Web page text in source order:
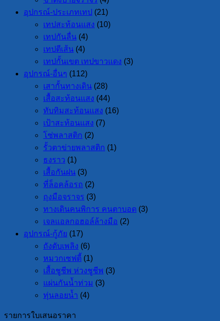
อุปกรณ์-ประเภทเทป
(21)
เทปสะท้อนแสง (10)
เทปกันลื่น (4)
เทปตีเส้น (4)
เทปกั้นเขต เทปขาวแดง (3)
อุปกรณ์-อื่นๆ (112)
เสากั้นทางเดิน (28)
เสื้อสะท้อนแสง (44)
ทับทิมสะท้อนแสง (16)
เป้าสะท้อนแสง (7)
โซ่พลาสติก (2)
รั้วตาข่ายพลาสติก (1)
ธงราว (1)
เสื้อกันฝน (3)
ที่ล็อคล้อรถ (2)
ถุงมือจราจร (3)
ทางเดินคนพิการ คนตาบอด (3)
เจลแอลกอฮอล์ล้างมือ (2)
อุปกรณ์-กู้ภัย (17)
ถังดับเพลิง (6)
หมวกเซฟตี้ (1)
เสื้อชูชีพ ห่วงชูชีพ (3)
แผ่นกันน้ำท่วม (3)
ทุ่นลอยน้ำ (4)
รายการใบเสนอราคา